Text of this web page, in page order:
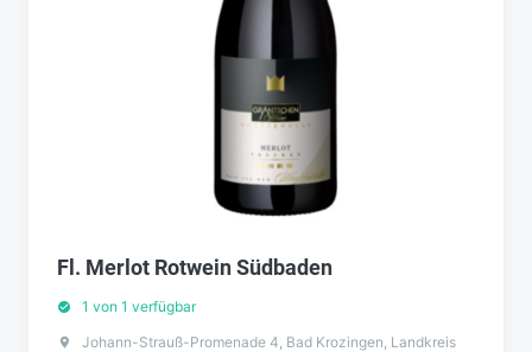
Fl. Merlot Rotwein Südbaden
1 von 1 verfügbar
Johann-Strauß-Promenade 4, Bad Krozingen, Landkreis